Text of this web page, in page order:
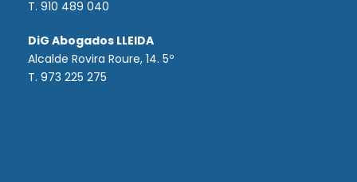
T. 910 489 040
DiG Abogados LLEIDA
Alcalde Rovira Roure, 14. 5º
T. 973 225 275